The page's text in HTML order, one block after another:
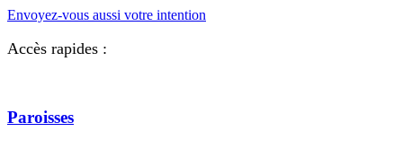
Envoyez-vous aussi votre intention
Accès rapides :
Paroisses